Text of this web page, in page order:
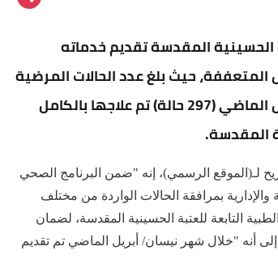
المقدسة تقديم خدماته
المتعففة، حيث بلغ عدد الحالات المرضية
التي تم استقبالها ومتابعتها خلال شهر نيسان / أبريل الماضي (297 حالة) تم علاجها بالكامل
المقدسة.
الرسمي)، إنه "ضمن البرنامج الصحي
والإدارية بمرافقة الحالات الواردة من مختلف
التابعة للعتبة الحسينية المقدسة، لضمان
أنه "خلال شهر نيسان/ أبريل الماضي تم تقديم